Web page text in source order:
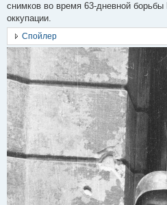
снимков во время 63-дневной
оккупации.
Спойлер